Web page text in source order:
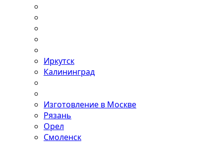
Иркутск
Калининград
Изготовление в Москве
Рязань
Орел
Смоленск